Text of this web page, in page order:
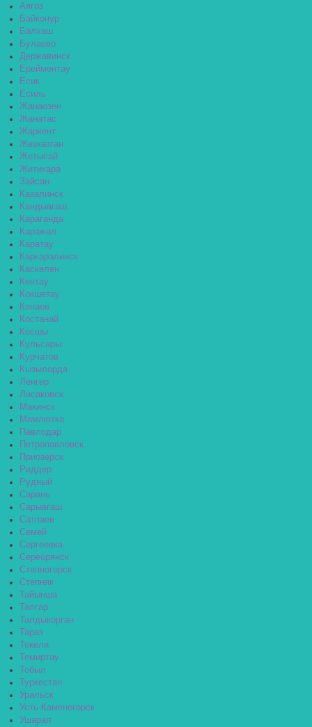
Аягоз
Байконур
Балхаш
Булаево
Державинск
Ерейментау
Есик
Есиль
Жанаозен
Жанатас
Жаркент
Жезказган
Жетысай
Житикара
Зайсан
Казалинск
Кандыагаш
Караганда
Каражал
Каратау
Каркаралинск
Каскелен
Кентау
Кокшетау
Конаев
Костанай
Косшы
Кульсары
Курчатов
Кызылорда
Ленгер
Лисаковск
Макинск
Мамлютка
Павлодар
Петропавловск
Приозерск
Риддер
Рудный
Сарань
Сарыагаш
Сатпаев
Семей
Сергеевка
Серебрянск
Степногорск
Степняк
Тайынша
Талгар
Талдыкорган
Тараз
Текели
Темиртау
Тобыл
Туркестан
Уральск
Усть-Каменогорск
Ушарал